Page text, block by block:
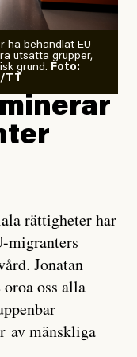
att ha
bedömer
händelsen ska
i delar av
vädret
här El Niñon
nu Zeke
bara med stor
sedan
ha behandlat EU-
utsatta grupper,
grund. Foto:
TT
rättigheter har
migranters
Jonatan
oss alla
av mänskliga